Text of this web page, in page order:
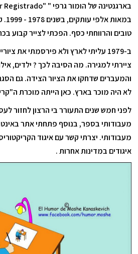
בארגנטינה של הומור גרפי " "Humor Registrado
טובים והרווחתי כסף. הפכתי לצייר קבוע
ציירתי למגירה. מה הסיבה לכך ? ילדים,
והמעברים שדחקו את הציור הצידה. גם
לא היה מוכר בארץ. כאן הייתה מוכרת
לפני חמש שנים התעורר בי הרצון לחזור
מעבודותי בספר, בנוסף פתחתי אתר
מעבודותי. יצרתי קשר עם איגוד
איגודים במדינות אחרות .